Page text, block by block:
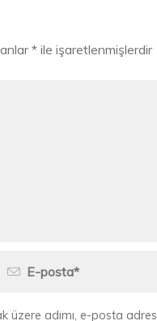
* ile işaretlenmişlerdir
üzere adımı, e-posta